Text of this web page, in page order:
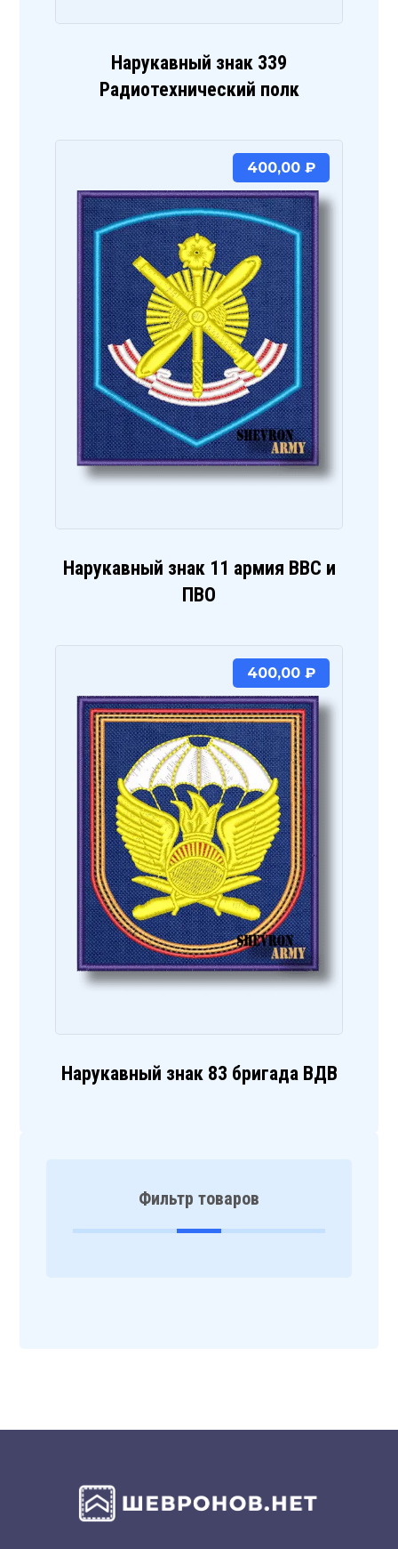
Нарукавный знак 339
Радиотехнический полк
Нарукавный знак 11 армия ВВС и
ПВО
400,00 ₽
Нарукавный знак 83 бригада ВДВ
400,00 ₽
Фильтр товаров